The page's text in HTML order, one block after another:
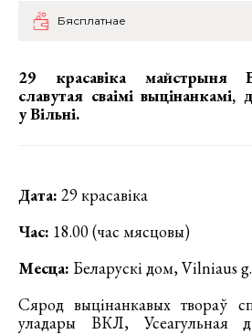
Бясплатнае
29 красавіка майстрыня
славутая сваімі выцінанкамі,
у Вільні.
Дата: 29 красавіка
Час: 18.00 (час мясцовы)
Месца: Беларускі дом, Vilniaus
Сярод выцінанкавых твораў
уладары ВКЛ, Усеагульная